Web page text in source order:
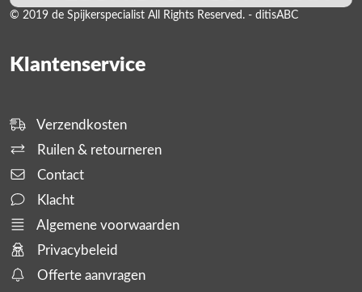
© 2019 de Spijkerspecialist All Rights Reserved. - ditisABC
Klantenservice
Verzendkosten
Ruilen & retourneren
Contact
Klacht
Algemene voorwaarden
Privacybeleid
Offerte aanvragen